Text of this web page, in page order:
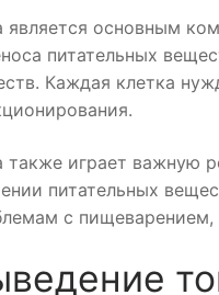
является основным
питательных
Каждая клетка
также играет важную
питательных
с пищеварением,